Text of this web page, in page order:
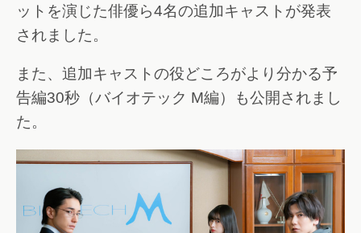
ットを演じた俳優ら4名の追加キャストが発表
されました。
また、追加キャストの役どころがより分かる予
告編30秒（バイオテック M編）も公開されまし
た。